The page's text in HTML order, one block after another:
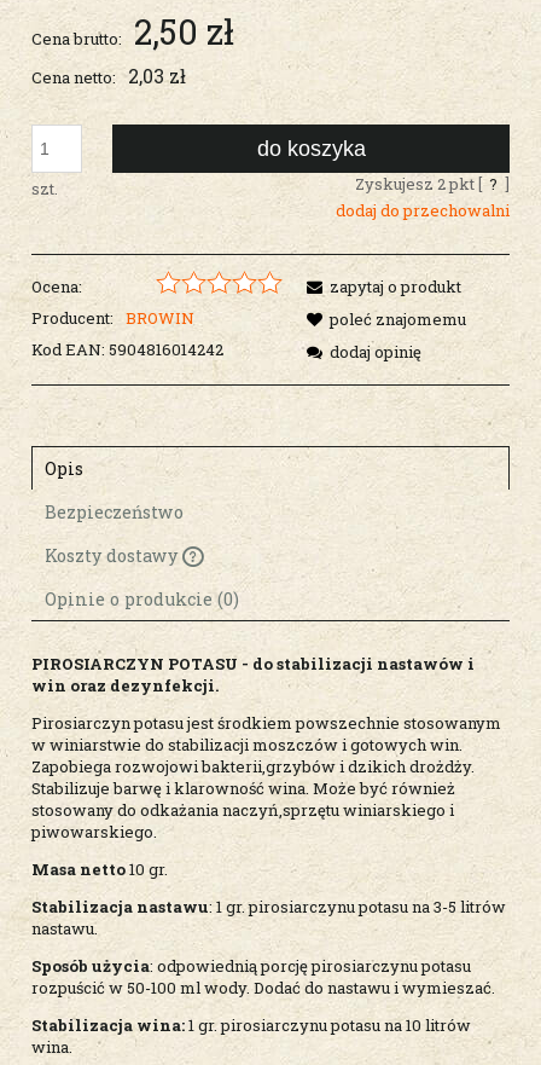
Cena brutto: 2,50 zł
Cena netto: 2,03 zł
szt.
do koszyka
Zyskujesz2pkt [ ? ]
dodaj do przechowalni
Ocena:
Producent:
BROWIN
Kod EAN: 5904816014242
zapytaj o produkt
poleć znajomemu
dodaj opinię
Opis
Bezpieczeństwo
Koszty dostawy
Cena nie zawiera ewentualnych kosztów
płatności
Opinie o produkcie (0)
PIROSIARCZYN POTASU - do stabilizacji nastawów i
win oraz dezynfekcji.
Pirosiarczyn potasu jest środkiem powszechnie stosowanym
w winiarstwie do stabilizacji moszczów i gotowych win.
Zapobiega rozwojowi bakterii,grzybów i dzikich drożdży.
Stabilizuje barwę i klarowność wina. Może być również
stosowany do odkażania naczyń,sprzętu winiarskiego i
piwowarskiego.
Masa netto10 gr.
Stabilizacja nastawu: 1 gr. pirosiarczynu potasu na 3-5 litrów
nastawu.
Sposób użycia: odpowiednią porcję pirosiarczynu potasu
rozpuścić w 50-100 ml wody. Dodać do nastawu i wymieszać.
Stabilizacja wina:1 gr. pirosiarczynu potasu na 10 litrów
wina.